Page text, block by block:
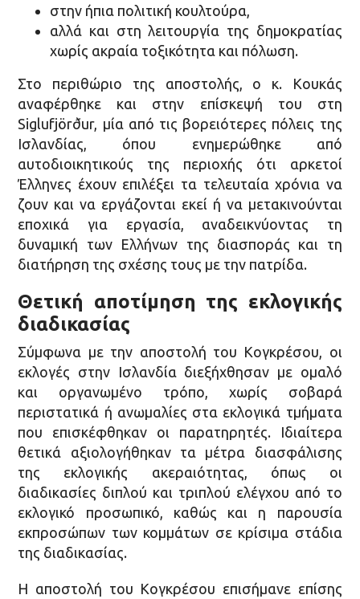
στην ήπια πολιτική κουλτούρα,
αλλά και στη λειτουργία της δημοκρατίας
χωρίς ακραία τοξικότητα και πόλωση.
Στο περιθώριο της αποστολής, ο κ. Κουκάς
αναφέρθηκε και στην επίσκεψή του στη
Siglufjörður, μία από τις βορειότερες πόλεις της
Ισλανδίας, όπου ενημερώθηκε από
αυτοδιοικητικούς της περιοχής ότι αρκετοί
Έλληνες έχουν επιλέξει τα τελευταία χρόνια να
ζουν και να εργάζονται εκεί ή να μετακινούνται
εποχικά για εργασία, αναδεικνύοντας τη
δυναμική των Ελλήνων της διασποράς και τη
διατήρηση της σχέσης τους με την πατρίδα.
Θετική αποτίμηση της εκλογικής
διαδικασίας
Σύμφωνα με την αποστολή του Κογκρέσου, οι
εκλογές στην Ισλανδία διεξήχθησαν με ομαλό
και οργανωμένο τρόπο, χωρίς σοβαρά
περιστατικά ή ανωμαλίες στα εκλογικά τμήματα
που επισκέφθηκαν οι παρατηρητές. Ιδιαίτερα
θετικά αξιολογήθηκαν τα μέτρα διασφάλισης
της εκλογικής ακεραιότητας, όπως οι
διαδικασίες διπλού και τριπλού ελέγχου από το
εκλογικό προσωπικό, καθώς και η παρουσία
εκπροσώπων των κομμάτων σε κρίσιμα στάδια
της διαδικασίας.
Η αποστολή του Κογκρέσου επισήμανε επίσης